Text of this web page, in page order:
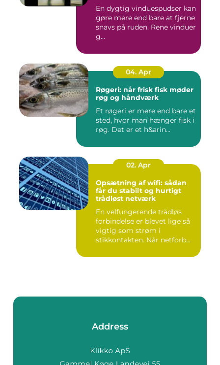
En dygtig vinduespudser kan
gøre mere end bare at fjerne
snavs på ruden. Rene vinduer
g...
04. Apr
Røgeri: når frisk fisk møder
røg og håndværk
Et røgeri er mere end bare et
sted, hvor man hænger fisk i
røg. Det er et h&arin...
02. Apr
Opsætning af wifi: sådan
får du stabilt og hurtigt
trådløst netværk
En velfungerende trådløs
forbindelse er blevet lige så
vigtig som strøm i
stikkontakten. Når netforb...
Address